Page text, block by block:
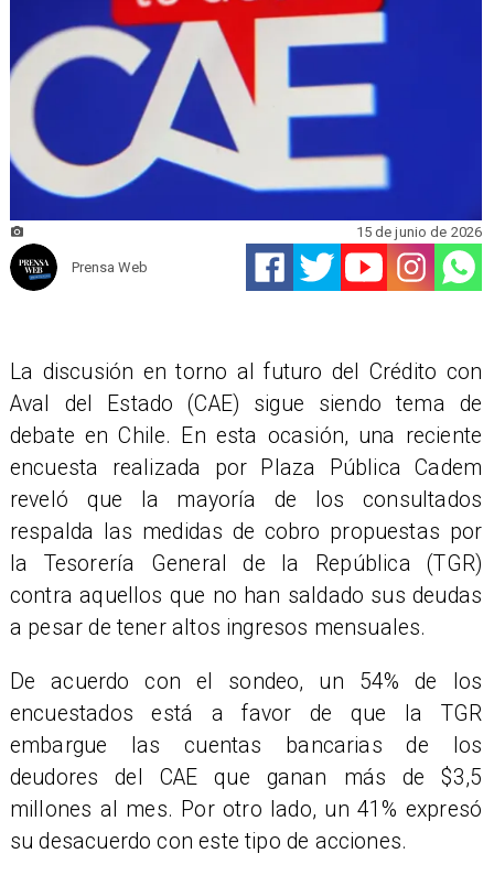
Prensa Web
15 de junio de 2026
La discusión en torno al futuro del Crédito con
Aval del Estado (CAE) sigue siendo tema de
debate en Chile. En esta ocasión, una reciente
encuesta realizada por Plaza Pública Cadem
reveló que la mayoría de los consultados
respalda las medidas de cobro propuestas por
la Tesorería General de la República (TGR)
contra aquellos que no han saldado sus deudas
a pesar de tener altos ingresos mensuales.
De acuerdo con el sondeo, un 54% de los
encuestados está a favor de que la TGR
embargue las cuentas bancarias de los
deudores del CAE que ganan más de $3,5
millones al mes. Por otro lado, un 41% expresó
su desacuerdo con este tipo de acciones.